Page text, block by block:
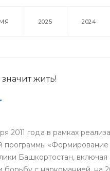
2025 2024
значит жить!
2011 года в рамках
программы
Башкортостан,